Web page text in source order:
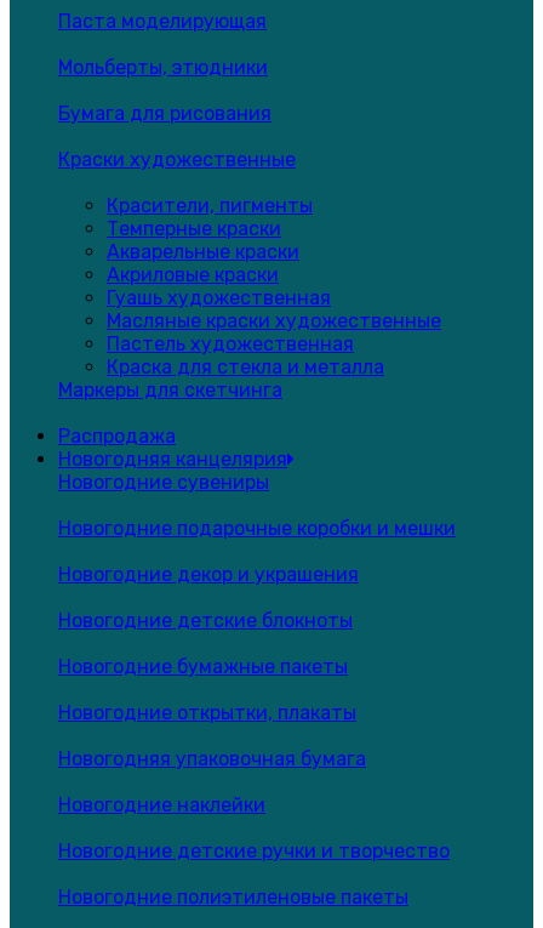
Паста моделирующая
Мольберты, этюдники
Бумага для рисования
Краски художественные
Красители, пигменты
Темперные краски
Акварельные краски
Акриловые краски
Гуашь художественная
Масляные краски художественные
Пастель художественная
Краска для стекла и металла
Маркеры для скетчинга
Распродажа
Новогодняя канцелярия
Новогодние сувениры
Новогодние подарочные коробки и мешки
Новогодние декор и украшения
Новогодние детские блокноты
Новогодние бумажные пакеты
Новогодние открытки, плакаты
Новогодняя упаковочная бумага
Новогодние наклейки
Новогодние детские ручки и творчество
Новогодние полиэтиленовые пакеты